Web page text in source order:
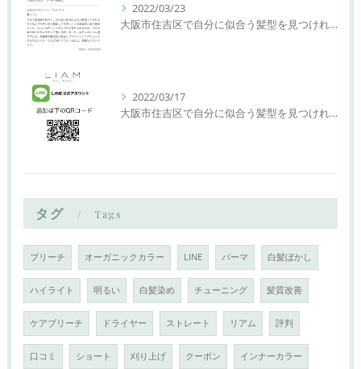
2022/03/23
大阪市住吉区で自分に似合う髪型を見つけれる美容室ーLIAM hair Relaxーリアムヘアーリラックス
2022/03/17
大阪市住吉区で自分に似合う髪型を見つけれる美容室ーLIAM hair Relaxーリアムヘアーリラックス
タグ Tags
ブリーチ オーガニックカラー LINE パーマ 白髪ぼかし
ハイライト 明るい 白髪染め チューニング 髪質改善
ケアブリーチ ドライヤー ストレート リアム 評判
口コミ ショート 刈り上げ クーポン インナーカラー